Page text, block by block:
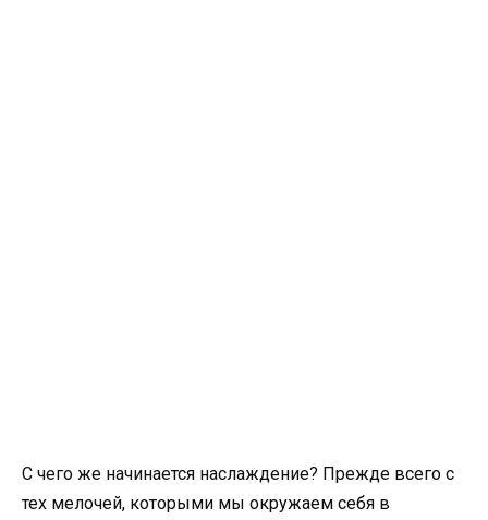
С чего же начинается наслаждение? Прежде всего с
тех мелочей, которыми мы окружаем себя в